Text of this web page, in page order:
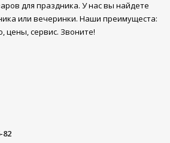
для праздника. У нас вы найдете
или вечеринки. Наши преимущеста:
цены, сервис. Звоните!
82